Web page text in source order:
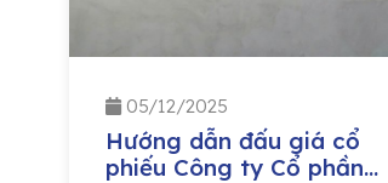
05/12/2025
Hướng dẫn đấu giá cổ
phiếu Công ty Cổ phần